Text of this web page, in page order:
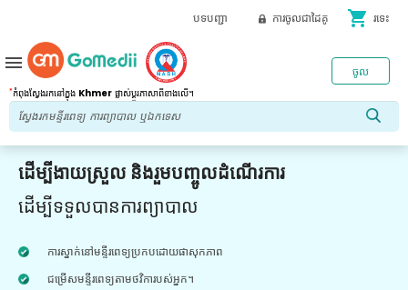
បទបញ្ជា ការចូលជាដៃគូ shopping_cart រទេះ
*កំពុងស្វែងរកនៅក្នុង Khmer ផ្លាស់ប្តូរភាសាពីខាងលើ។
ចូល
menu
ដើម្បីងាយស្រួល និងរួមបញ្ចូលដំណើរការ
ដើម្បីទទួលបានការព្យាបាល
ការស្នាក់នៅមន្ទីរពេទ្យប្រកបដោយផាសុកភាព
ជម្រើសមន្ទីរពេទ្យតាមថវិការបស់អ្នក។